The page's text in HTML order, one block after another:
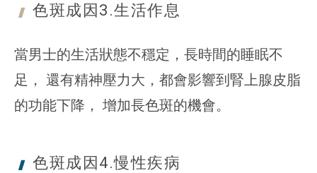
色斑成因3.生活作息
當男士的生活狀態不穩定，長時間的睡眠不
足， 還有精神壓力大，都會影響到腎上腺皮脂
的功能下降， 增加長色斑的機會。
色斑成因4.慢性疾病